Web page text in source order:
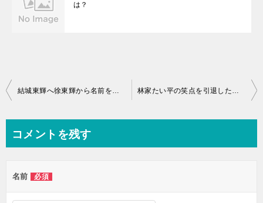
は？
投
ビ
ー
結城東輝へ徐東輝から名前を変更理由や国籍の真相とは？学歴や経歴の詳細は？ 林家たい平の笑点を引退した理由が衝撃で！卒業なのかクビなのか真相はいかに！
コメントを残す
名前 必須